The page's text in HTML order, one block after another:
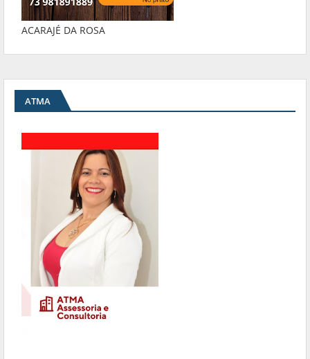
ACARAJÉ DA ROSA
ATMA